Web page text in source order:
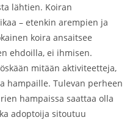
lähtien. Koiran
– etenkin arempien ja
koira ansaitsee
ehdoilla, ei ihmisen.
mitään aktiviteetteja,
hampaille. Tulevan perheen
hampaissa saattaa olla
adoptoija sitoutuu